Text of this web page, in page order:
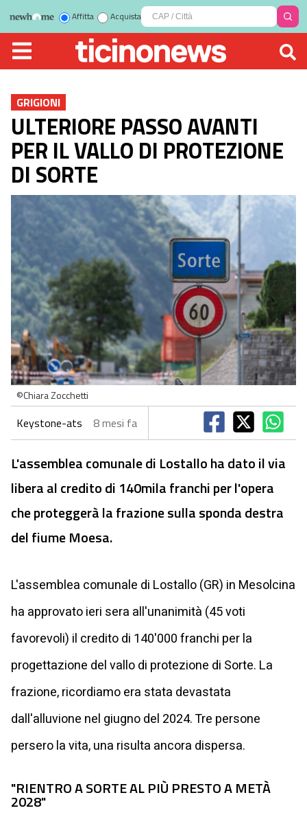
Affitta Acquista
GRIGIONI
ULTERIORE PASSO AVANTI
PER IL VALLO DI PROTEZIONE
DI SORTE
©Chiara Zocchetti
Keystone-ats 8 mesi fa
L'assemblea comunale di Lostallo ha dato il via
libera al credito di 140mila franchi per l'opera
che proteggerà la frazione sulla sponda destra
del fiume Moesa.
L'assemblea comunale di Lostallo (GR) in Mesolcina
ha approvato ieri sera all'unanimità (45 voti
favorevoli) il credito di 140'000 franchi per la
progettazione del vallo di protezione di Sorte. La
frazione, ricordiamo era stata devastata
dall'alluvione nel giugno del 2024. Tre persone
persero la vita, una risulta ancora dispersa.
"RIENTRO A SORTE AL PIÙ PRESTO A METÀ
2028"